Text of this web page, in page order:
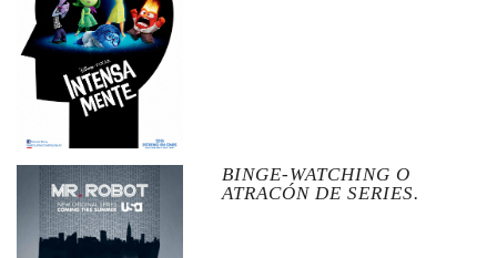
BINGE-WATCHING O
ATRACÓN DE SERIES.